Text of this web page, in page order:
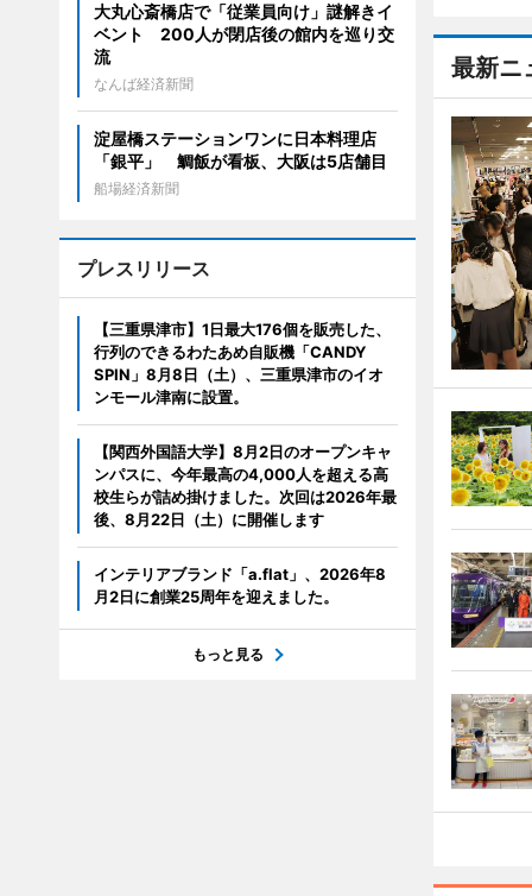
最新ニ
大丸心斎橋店で「従業員向け」謎解きイ
ベント 200人が閉店後の館内を巡り交
流
なんば経済新聞
淀屋橋ステーションワンに日本料理店
「銀平」 鯛飯が看板、大阪は5店舗目
船場経済新聞
プレスリリース
【三重県津市】1日最大176個を販売した、
行列のできるわたあめ自販機「CANDY
SPIN」8月8日（土）、三重県津市のイオ
ンモール津南に設置。
【関西外国語大学】8月2日のオープンキャ
ンパスに、今年最高の4,000人を超える高
校生らが詰め掛けました。次回は2026年最
後、8月22日（土）に開催します
インテリアブランド「a.flat」、2026年8
月2日に創業25周年を迎えました。
もっと見る